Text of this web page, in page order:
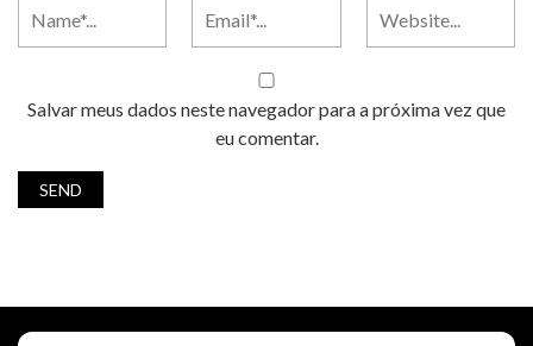
Salvar meus dados neste navegador para a próxima vez que
eu comentar.